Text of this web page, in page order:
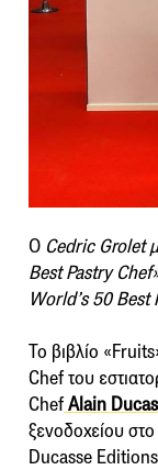
O Cedric Grolet
Best Pastry
World’s 50 Best
Το βιβλίο
Chef του
ChefAlain
ξενοδοχείου στο
Ducasse Editions